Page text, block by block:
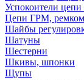
Успокоители
Цепи ГРМ,
Шайбы
Шатуны
Шестерни
Шкивы, шпонки
Щупы